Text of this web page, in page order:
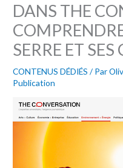
DANS THE
SERRE ET
CONTENUS DÉDIÉS / Par
Publication